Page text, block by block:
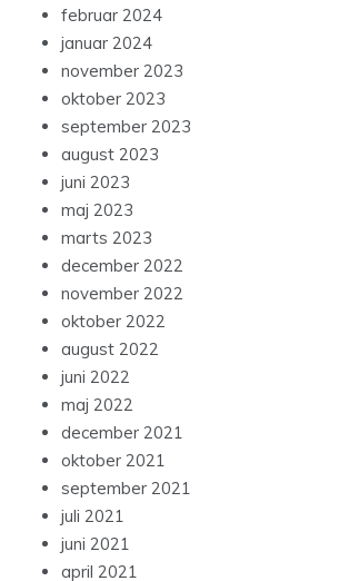
februar 2024
januar 2024
november 2023
oktober 2023
september 2023
august 2023
juni 2023
maj 2023
marts 2023
december 2022
november 2022
oktober 2022
august 2022
juni 2022
maj 2022
december 2021
oktober 2021
september 2021
juli 2021
juni 2021
april 2021